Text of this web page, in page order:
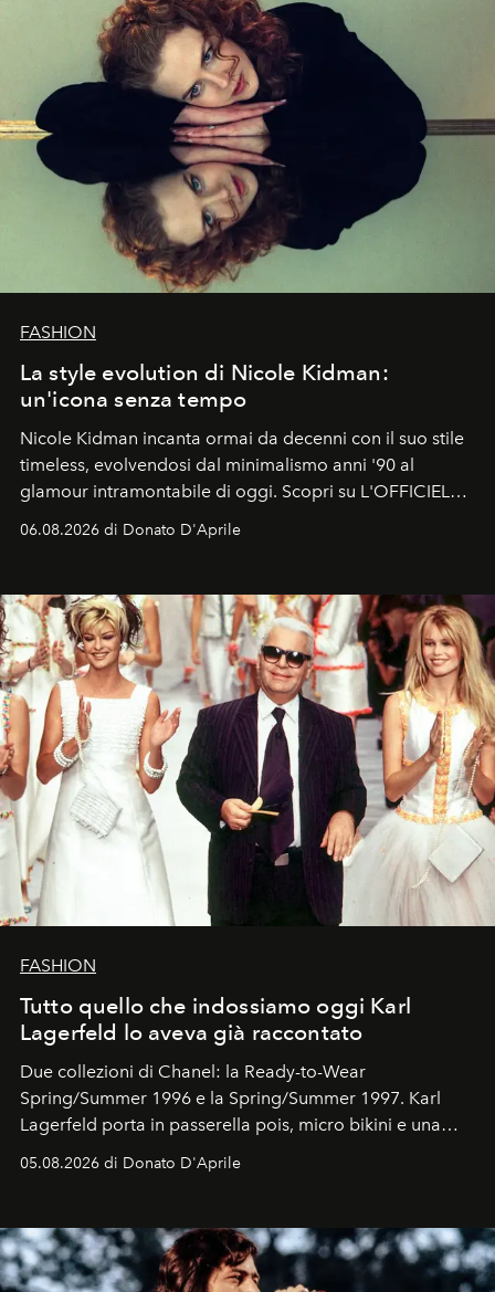
FASHION
La style evolution di Nicole Kidman:
un'icona senza tempo
Nicole Kidman incanta ormai da decenni con il suo stile
timeless, evolvendosi dal minimalismo anni '90 al
glamour intramontabile di oggi. Scopri su L'OFFICIEL
Italia la sua style evolution.
06.08.2026 di Donato D'Aprile
FASHION
Tutto quello che indossiamo oggi Karl
Lagerfeld lo aveva già raccontato
Due collezioni di Chanel: la Ready-to-Wear
Spring/Summer 1996 e la Spring/Summer 1997. Karl
Lagerfeld porta in passerella pois, micro bikini e una
logomania pensata per la spiaggia
Kate, Claudia e Carla una dietro l'altra. Trent'anni dopo,
uno dei documenti più contemporanei che abbiamo.
05.08.2026 di Donato D'Aprile